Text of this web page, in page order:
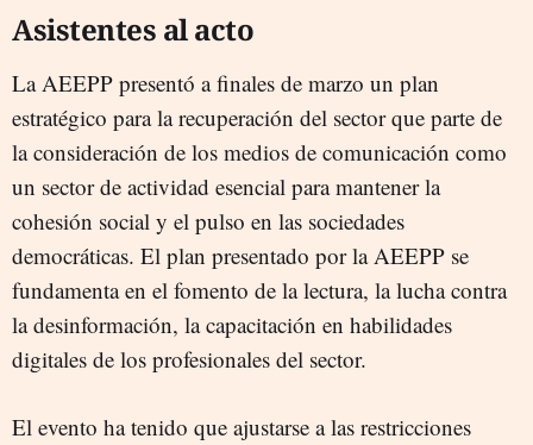
Asistentes al acto
La AEEPP presentó a finales de marzo un plan
estratégico para la recuperación del sector que parte de
la consideración de los medios de comunicación como
un sector de actividad esencial para mantener la
cohesión social y el pulso en las sociedades
democráticas. El plan presentado por la AEEPP se
fundamenta en el fomento de la lectura, la lucha contra
la desinformación, la capacitación en habilidades
digitales de los profesionales del sector.
El evento ha tenido que ajustarse a las restricciones